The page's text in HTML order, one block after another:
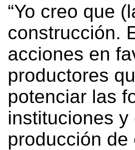
“Yo creo que
construcción.
acciones en
productores
potenciar las
instituciones
producción de